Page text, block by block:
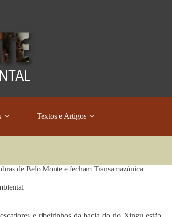
Textos e Artigos
de Belo Monte e fecham Transamazônica
e ribeirinhos da bacia do rio Xingu estão